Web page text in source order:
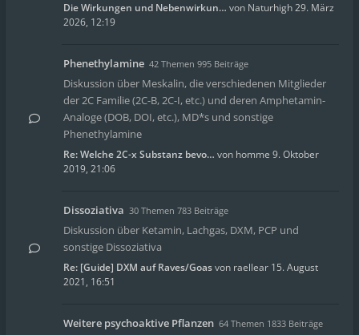
Die Wirkungen und Nebenwirkun… von Naturhigh29. März
2026, 12:19
Phenethylamine 42 Themen 995 Beiträge
Diskussion über Meskalin, die verschiedenen Mitglieder
der 2C Familie (2C-B, 2C-I, etc.) und deren Amphetamin-
Analoge (DOB, DOI, etc.), MD*s und sonstige
Phenethylamine
Re: Welche 2C-x Substanz bevo… von homme 9. Oktober
2019, 21:06
Dissoziativa 30 Themen 783 Beiträge
Diskussion über Ketamin, Lachgas, DXM, PCP und
sonstige Dissoziativa
Re: [Guide] DXM auf Raves/Goasvon raellear 15. August
2021, 16:51
Weitere psychoaktive Pflanzen 64 Themen 1833 Beiträge